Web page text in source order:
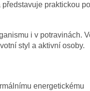
praktickou
i v potravinách.
styl a aktivní osoby.
energetickému